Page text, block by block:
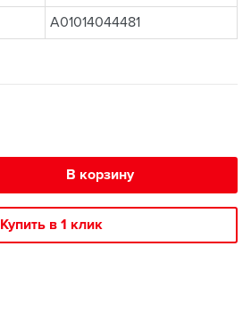
A01014044481
В корзину
Купить в 1 клик